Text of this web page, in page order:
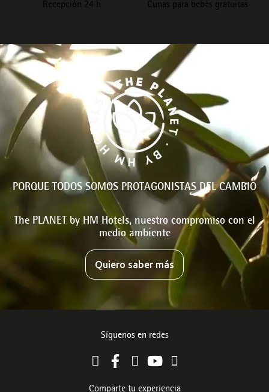
Recepción 24 h Cunas para bebés gratuitas
PORQUE TODOS SOMOS PROTAGONISTAS DEL CAMBIO
The PLANET by HM Hotels, nuestro compromiso con el
medio ambiente
Quiero saber más
Síguenos en redes
Comparte tu experiencia